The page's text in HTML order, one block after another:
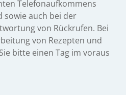
Telefonaufkommens
sowie auch bei der
von Rückrufen. Bei
von Rezepten und
bitte einen Tag im voraus